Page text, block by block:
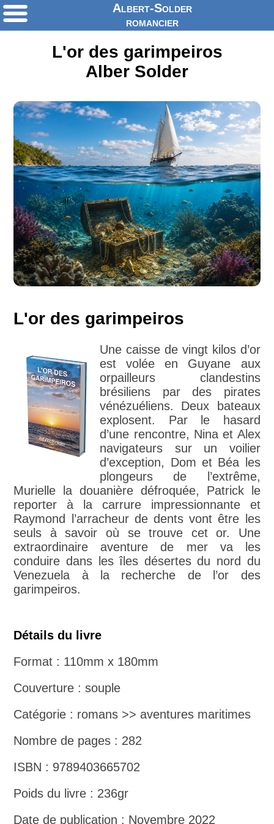
Albert-Solder
romancier
L'or des garimpeiros
Alber Solder
L'or des garimpeiros
Une caisse de vingt kilos d’or
est volée en Guyane aux
orpailleurs clandestins
brésiliens par des pirates
vénézuéliens. Deux bateaux
explosent. Par le hasard
d’une rencontre, Nina et Alex
navigateurs sur un voilier
d’exception, Dom et Béa les
plongeurs de l’extrême,
Murielle la douanière défroquée, Patrick le
reporter à la carrure impressionnante et
Raymond l’arracheur de dents vont être les
seuls à savoir où se trouve cet or. Une
extraordinaire aventure de mer va les
conduire dans les îles désertes du nord du
Venezuela à la recherche de l’or des
garimpeiros.
Détails du livre
Format : 110mm x 180mm
Couverture : souple
Catégorie : romans >> aventures maritimes
Nombre de pages : 282
ISBN : 9789403665702
Poids du livre : 236gr
Date de publication : Novembre 2022